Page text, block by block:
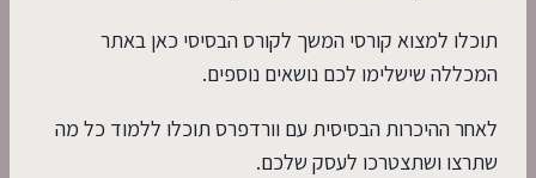
תוכלו למצוא קורסי המשך לקורס הבסיסי כאן באתר
המכללה שישלימו לכם נושאים נוספים.
לאחר ההיכרות הבסיסית עם וורדפרס תוכלו ללמוד כל מה
שתרצו ושתצטרכו לעסק שלכם.